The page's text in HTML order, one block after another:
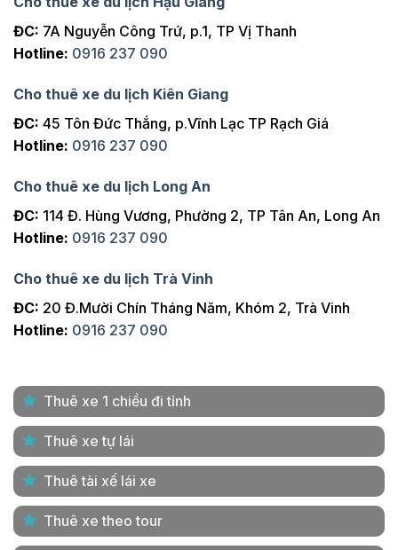
ĐC: 7A Nguyễn Công Trứ, p.1, TP Vị Thanh
Hotline: 0916 237 090
Cho thuê xe du lịch Kiên Giang
ĐC: 45 Tôn Đức Thắng, p.Vĩnh Lạc TP Rạch Giá
Hotline: 0916 237 090
Cho thuê xe du lịch Long An
ĐC: 114 Đ. Hùng Vương, Phường 2, TP Tân An, Long An
Hotline: 0916 237 090
Cho thuê xe du lịch Trà Vinh
ĐC: 20 Đ.Mười Chín Tháng Năm, Khóm 2, Trà Vinh
Hotline: 0916 237 090
Thuê xe 1 chiều đi tỉnh
Thuê xe tự lái
Thuê tài xế lái xe
Thuê xe theo tour